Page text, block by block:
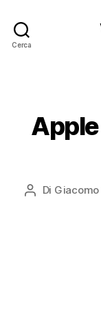
Cerca
Autore
Di Giacomo